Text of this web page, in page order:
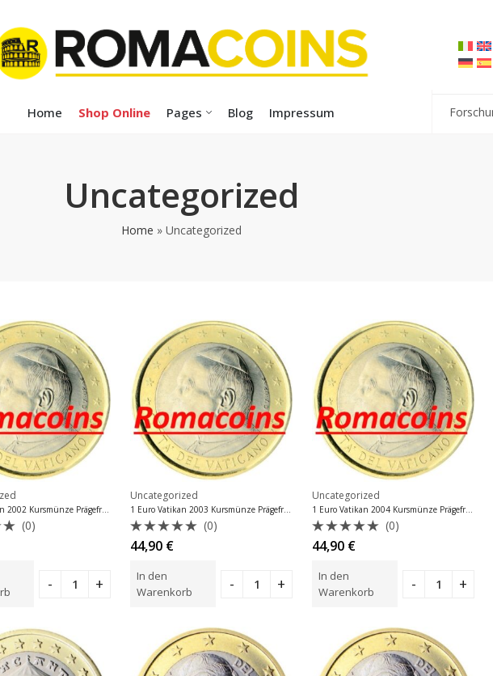
Home Shop Online Pages Blog Impressum
Uncategorized
Home » Uncategorized
1 Euro Vatikan 2002 Kursmünze Prägefrisch
(0)
Uncategorized
1 Euro Vatikan 2003 Kursmünze Prägefrisch
Bewertet
mit
von
5
(0)
44,90 €
In den
Warenkorb
Uncategorized
1 Euro Vatikan 2004 Kursmünze Prägefrisch
Bewertet
mit
von
5
(0)
44,90 €
In den
Warenkorb